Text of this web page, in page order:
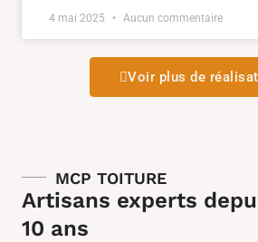
4 mai 2025 Aucun commentaire
Voir plus de
MCP TOITURE
Artisans experts
10 ans